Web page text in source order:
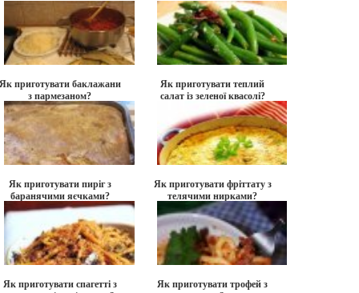
приготувати баклажани
з пармезаном?
Як приготувати теплий
салат із зеленої квасолі?
Як приготувати пиріг з
баранячими яєчками?
Як приготувати фріттату з
телячими нирками?
Як приготувати спагетті з
Як приготувати трофей з